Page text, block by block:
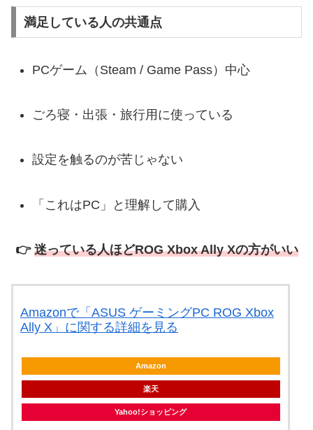
満足している人の共通点
PCゲーム（Steam / Game Pass）中心
ごろ寝・出張・旅行用に使っている
設定を触るのが苦じゃない
「これはPC」と理解して購入
👉 迷っている人ほどROG Xbox Ally Xの方がいい
Amazonで「ASUS ゲーミングPC ROG Xbox
Ally X」に関する詳細を見る
Amazon
楽天
Yahoo!ショッピング